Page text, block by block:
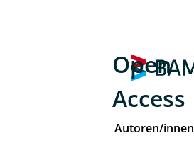
Open
Access
Autoren/innen